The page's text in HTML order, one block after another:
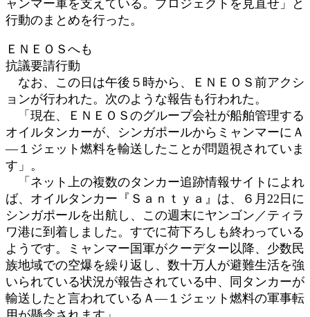
ャンマー軍を支えている。プロジェクトを見直せ」と
行動のまとめを行った。
ＥＮＥＯＳへも
抗議要請行動
なお、この日は午後５時から、ＥＮＥＯＳ前アクシ
ョンが行われた。次のような報告も行われた。
「現在、ＥＮＥＯＳのグループ会社が船舶管理する
オイルタンカーが、シンガポールからミャンマーにＡ
―１ジェット燃料を輸送したことが問題視されていま
す」。
「ネット上の複数のタンカー追跡情報サイトによれ
ば、オイルタンカー『Ｓａｎｔｙａ』は、６月22日に
シンガポールを出航し、この週末にヤンゴン／ティラ
ワ港に到着しました。すでに荷下ろしも終わっている
ようです。ミャンマー国軍がクーデター以降、少数民
族地域での空爆を繰り返し、数十万人が避難生活を強
いられている状況が報告されている中、同タンカーが
輸送したと言われているＡ―１ジェット燃料の軍事転